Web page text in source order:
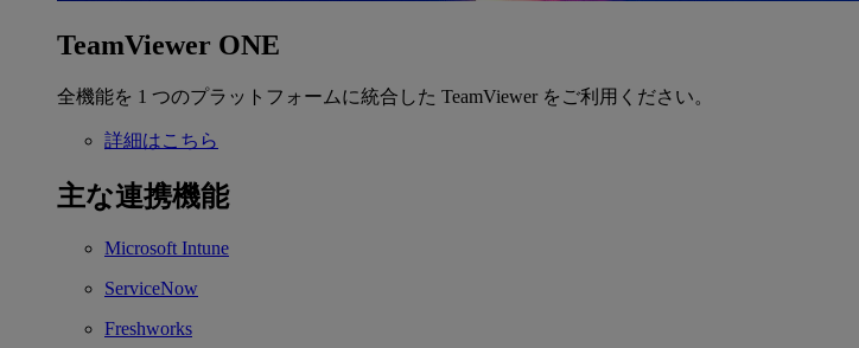
TeamViewer ONE
全機能を 1 つのプラットフォームに統合した TeamViewer をご利用ください。
詳細はこちら
主な連携機能
Microsoft Intune
ServiceNow
Freshworks